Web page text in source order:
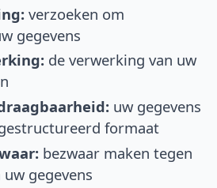
verzoeken om
gegevens
de verwerking van uw
uw gegevens
formaat
bezwaar maken tegen
gegevens